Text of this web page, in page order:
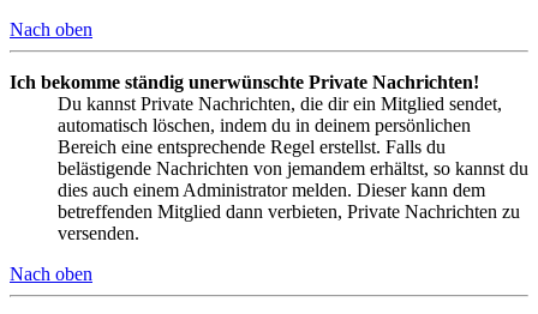
Nach oben
Ich bekomme ständig unerwünschte Private Nachrichten!
Du kannst Private Nachrichten, die dir ein Mitglied sendet,
automatisch löschen, indem du in deinem persönlichen
Bereich eine entsprechende Regel erstellst. Falls du
belästigende Nachrichten von jemandem erhältst, so kannst du
dies auch einem Administrator melden. Dieser kann dem
betreffenden Mitglied dann verbieten, Private Nachrichten zu
versenden.
Nach oben